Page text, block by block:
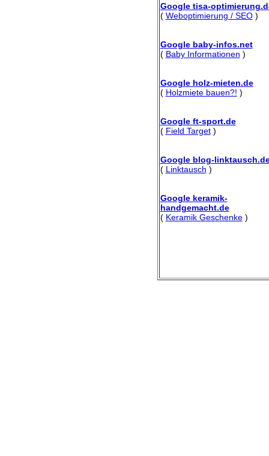
Google tisa-
( Weboptimierung / SEO)
Google baby-infos.net
( Baby Informationen )
Google holz-mieten.de
( Holzmiete bauen?! )
Google ft-sport.de
( Field Target)
Google blog-
( Linktausch )
Google keramik-
handgemacht.de
( Keramik Geschenke)